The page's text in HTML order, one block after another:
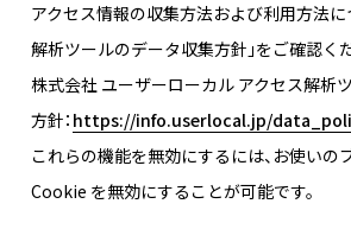
アクセス情報の収集方法および利用方法に
解析ツールのデータ収集方針」をご確認く
株式会社 ユーザーローカル アクセス解析
方針： https://info.userlocal.jp/
これらの機能を無効にするには、お使いの
Cookie を無効にすることが可能です。